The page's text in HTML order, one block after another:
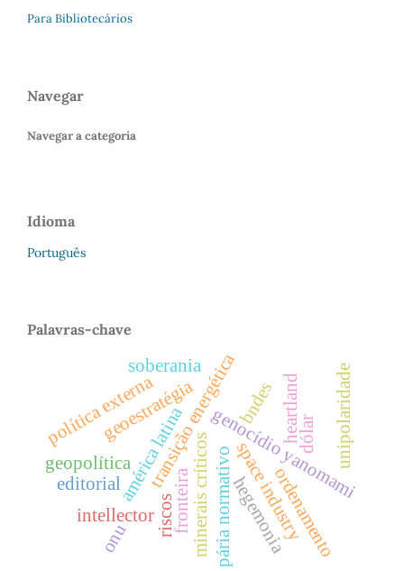
Para Bibliotecários
Navegar
Navegar a categoria
Idioma
Português
Palavras-chave
transição energética
minerais críticos
américa latina
geopolítica pária normativo
genocídio yanomami
space industry
geoestratégia heartland
soberania
dólar unipolaridade
hegemonia
bndes
política externa
fronteira
intellector
editorial
riscos ordenamento
onu